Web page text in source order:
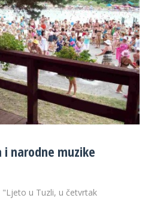
i narodne muzike
u Tuzli, u četvrtak